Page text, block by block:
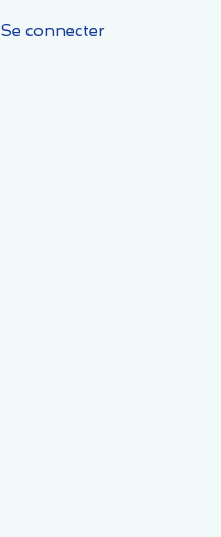
Se connecter